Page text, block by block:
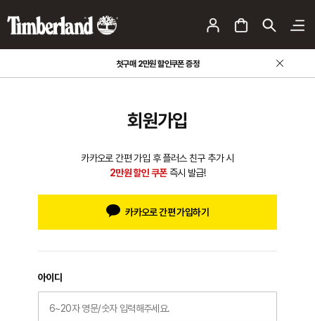
첫구매 2만원 할인쿠폰 증정
회원가입
카카오로 간편 가입 후 플러스 친구 추가 시
2만원 할인 쿠폰즉시 발급!
카카오로 간편 가입하기
아이디